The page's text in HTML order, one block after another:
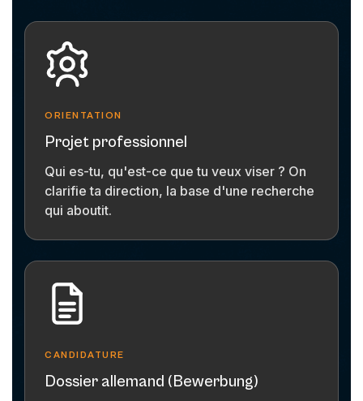
ORIENTATION
Projet professionnel
Qui es-tu, qu'est-ce que tu veux viser ? On
clarifie ta direction, la base d'une recherche
qui aboutit.
CANDIDATURE
Dossier allemand (Bewerbung)